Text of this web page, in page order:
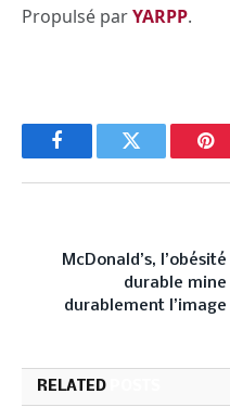
Propulsé parYARPP.
FacebookTwitter
McDonald’s, l’obésité
durable mine
durablement l’image
RELATED